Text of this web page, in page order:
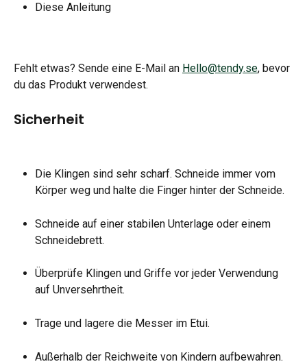
Diese Anleitung
Fehlt etwas? Sende eine E-Mail an Hello@tendy.se, bevor
du das Produkt verwendest.
Sicherheit
Die Klingen sind sehr scharf. Schneide immer vom
Körper weg und halte die Finger hinter der Schneide.
Schneide auf einer stabilen Unterlage oder einem
Schneidebrett.
Überprüfe Klingen und Griffe vor jeder Verwendung
auf Unversehrtheit.
Trage und lagere die Messer im Etui.
Außerhalb der Reichweite von Kindern aufbewahren.